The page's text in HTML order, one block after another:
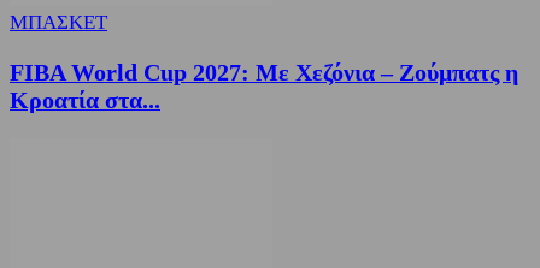
ΜΠΑΣΚΕΤ
FIBA World Cup 2027: Με Χεζόνια – Ζούμπατς η
Κροατία στα...